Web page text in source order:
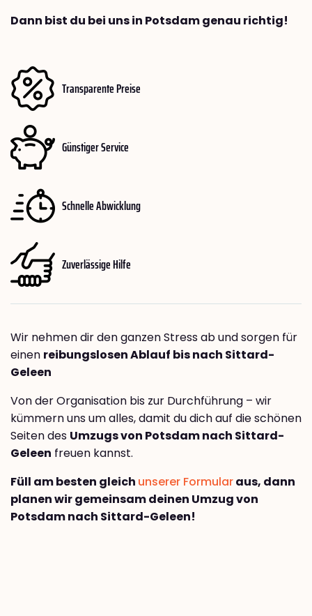
Dann bist du bei uns in Potsdam genau richtig!
Transparente Preise
Günstiger Service
Schnelle Abwicklung
Zuverlässige Hilfe
Wir nehmen dir den ganzen Stress ab und sorgen für
einen reibungslosen Ablauf bis nach Sittard-
Geleen
Von der Organisation bis zur Durchführung – wir
kümmern uns um alles, damit du dich auf die schönen
Seiten des Umzugs von Potsdam nach Sittard-
Geleen freuen kannst.
Füll am besten gleich unserer Formularaus, dann
planen wir gemeinsam deinen Umzug von
Potsdam nach Sittard-Geleen!